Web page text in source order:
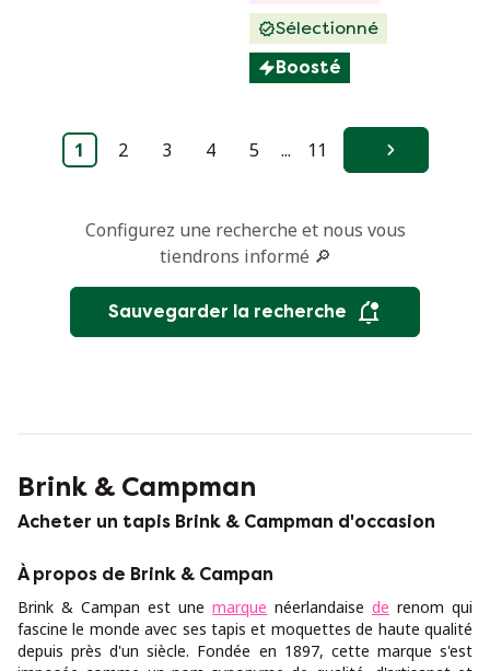
Sélectionné
Boosté
1 2 3 4 5 ... 11 Suivant
Configurez une recherche et nous vous
tiendrons informé 🔎
Sauvegarder la recherche
Brink & Campman
Acheter un tapis Brink & Campman d'occasion
À propos de Brink & Campan
Brink & Campan est une marque néerlandaise de renom qui
fascine le monde avec ses tapis et moquettes de haute qualité
depuis près d'un siècle. Fondée en 1897, cette marque s'est